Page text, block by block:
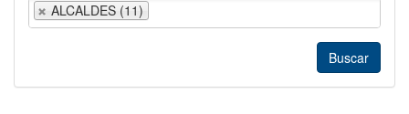
ALCALDES (11)